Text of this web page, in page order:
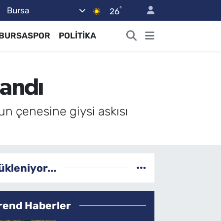
Bursa 26°
POLİTİKA
çenesine giysi askısı
Haberler